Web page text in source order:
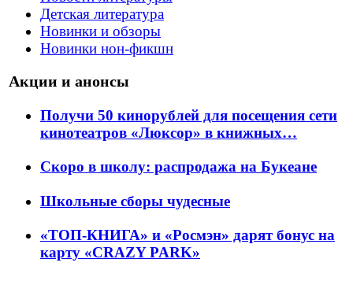
Детская литература
Новинки и обзоры
Новинки нон-фикшн
Акции и анонсы
Получи 50 кинорублей для посещения сети
кинотеатров «Люксор» в книжных…
Скоро в школу: распродажа на Букеане
Школьные сборы чудесные
«ТОП-КНИГА» и «Росмэн» дарят бонус на
карту «CRAZY PARK»